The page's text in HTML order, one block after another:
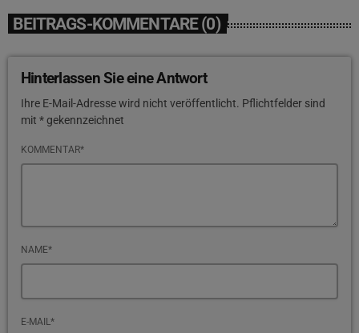
BEITRAGS-KOMMENTARE (0)
Hinterlassen Sie eine Antwort
Ihre E-Mail-Adresse wird nicht veröffentlicht. Pflichtfelder sind
mit * gekennzeichnet
KOMMENTAR*
NAME*
E-MAIL*